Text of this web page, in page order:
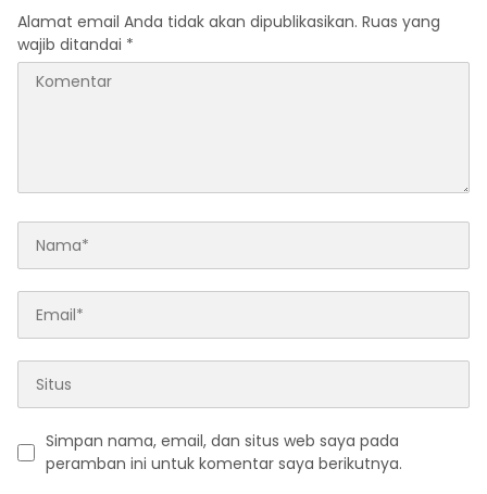
Alamat email Anda tidak akan dipublikasikan. Ruas yang
wajib ditandai *
Simpan nama, email, dan situs web saya pada
peramban ini untuk komentar saya berikutnya.